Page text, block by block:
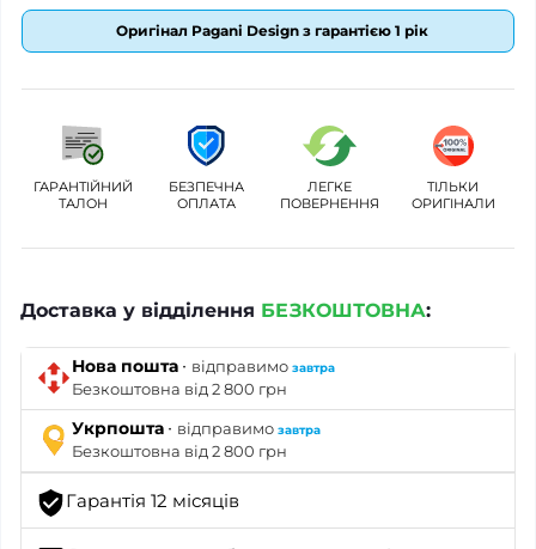
Оригінал Pagani Design з гарантією 1 рік
ГАРАНТІЙНИЙ
ТАЛОН
БЕЗПЕЧНА
ОПЛАТА
ЛЕГКЕ
ПОВЕРНЕННЯ
ТІЛЬКИ
ОРИГІНАЛИ
Доставка у відділення БЕЗКОШТОВНА:
Нова пошта · відправимо завтра
Безкоштовна від 2 800 грн
Укрпошта · відправимо завтра
Безкоштовна від 2 800 грн
Гарантія 12 місяців